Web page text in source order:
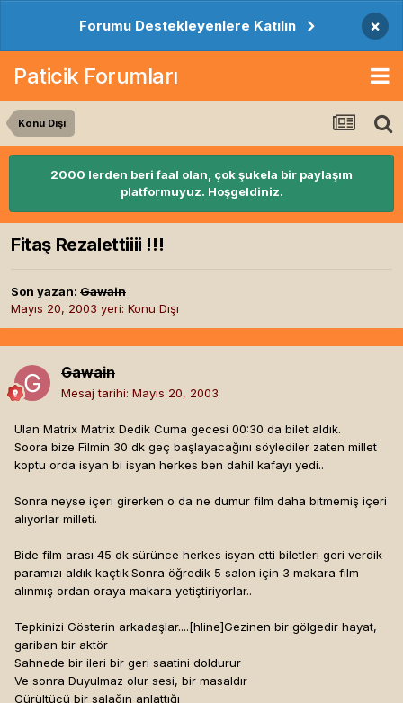
Forumu Destekleyenlere Katılın ×
Paticik Forumları
Konu Dışı
2000 lerden beri faal olan, çok şukela bir paylaşım
platformuyuz. Hoşgeldiniz.
Fitaş Rezalettiiii !!!
Son yazan: Gawain
Mayıs 20, 2003 yeri: Konu Dışı
Gawain
Mesaj tarihi: Mayıs 20, 2003
Ulan Matrix Matrix Dedik Cuma gecesi 00:30 da bilet aldık.
Soora bize Filmin 30 dk geç başlayacağını söylediler zaten millet
koptu orda isyan bi isyan herkes ben dahil kafayı yedi..
Sonra neyse içeri girerken o da ne dumur film daha bitmemiş içeri
alıyorlar milleti.
Bide film arası 45 dk sürünce herkes isyan etti biletleri geri verdik
paramızı aldık kaçtık.Sonra öğredik 5 salon için 3 makara film
alınmış ordan oraya makara yetiştiriyorlar..
Tepkinizi Gösterin arkadaşlar....[hline]Gezinen bir gölgedir hayat,
gariban bir aktör
Sahnede bir ileri bir geri saatini doldurur
Ve sonra Duyulmaz olur sesi, bir masaldır
Gürültücü bir salağın anlattığı